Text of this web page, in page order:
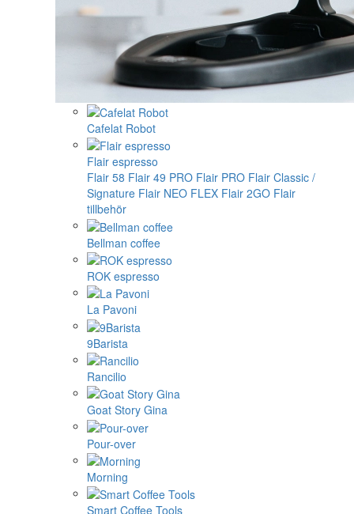
Cafelat Robot
Flair espresso
Flair 58 Flair 49 PRO Flair PRO Flair Classic /
Signature Flair NEO FLEX Flair 2GO Flair
tillbehör
Bellman coffee
ROK espresso
La Pavoni
9Barista
Rancilio
Goat Story Gina
Pour-over
Morning
Smart Coffee Tools